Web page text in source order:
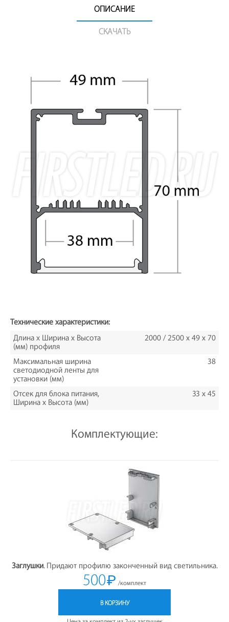
ОПИСАНИЕ
СКАЧАТЬ
Технические характеристики:
Длина х Ширина х Высота
(мм) профиля
2000 / 2500 x 49 х 70
Максимальная ширина
светодиодной ленты для
установки (мм)
38
Отсек для блока питания,
Ширина х Высота (мм)
33 х 45
Комплектующие:
Заглушки. Придают профилю законченный вид светильника.
500₽ /комплект
В КОРЗИНУ